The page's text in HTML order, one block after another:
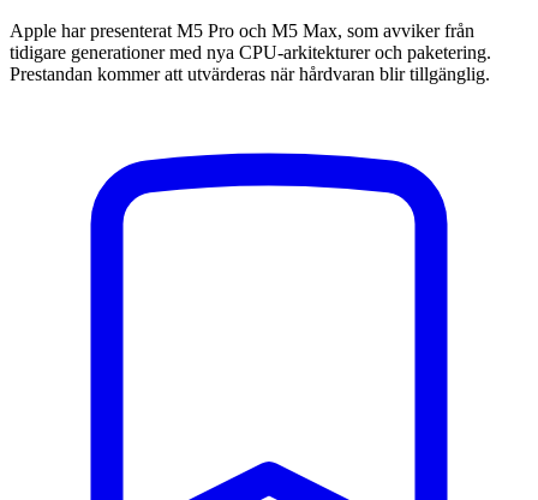
Apple har presenterat M5 Pro och M5 Max, som avviker från
tidigare generationer med nya CPU-arkitekturer och paketering.
Prestandan kommer att utvärderas när hårdvaran blir tillgänglig.